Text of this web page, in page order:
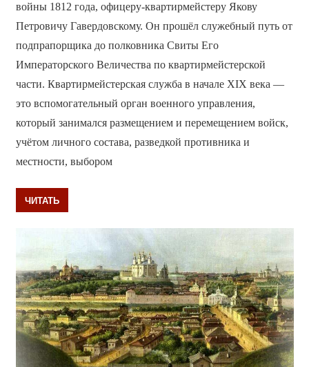
войны 1812 года, офицеру-квартирмейстеру Якову
Петровичу Гавердовскому. Он прошёл служебный путь от
подпрапорщика до полковника Свиты Его
Императорского Величества по квартирмейстерской
части. Квартирмейстерская служба в начале XIX века —
это вспомогательный орган военного управления,
который занимался размещением и перемещением войск,
учётом личного состава, разведкой противника и
местности, выбором
ЧИТАТЬ